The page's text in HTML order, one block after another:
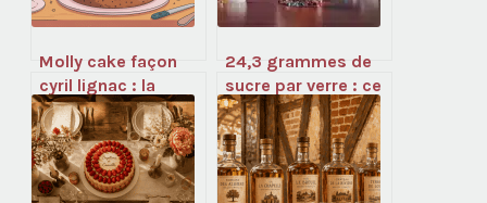
Molly cake façon
cyril lignac : la
recette moelleuse
inratable
24,3 grammes de
sucre par verre : ce
que votre vin rouge
cache vraiment